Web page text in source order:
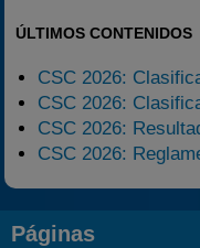
ÚLTIMOS CONTENIDOS
CSC 2026:
CSC 2026:
CSC 2026:
CSC 2026:
Páginas